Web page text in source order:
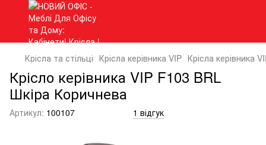
Крісла та стільці Крісла керівника VIP Крісла керівника
Крісло керівника VIP F103 BRL
Шкіра Коричнева
Артикул: 100107 1 відгук